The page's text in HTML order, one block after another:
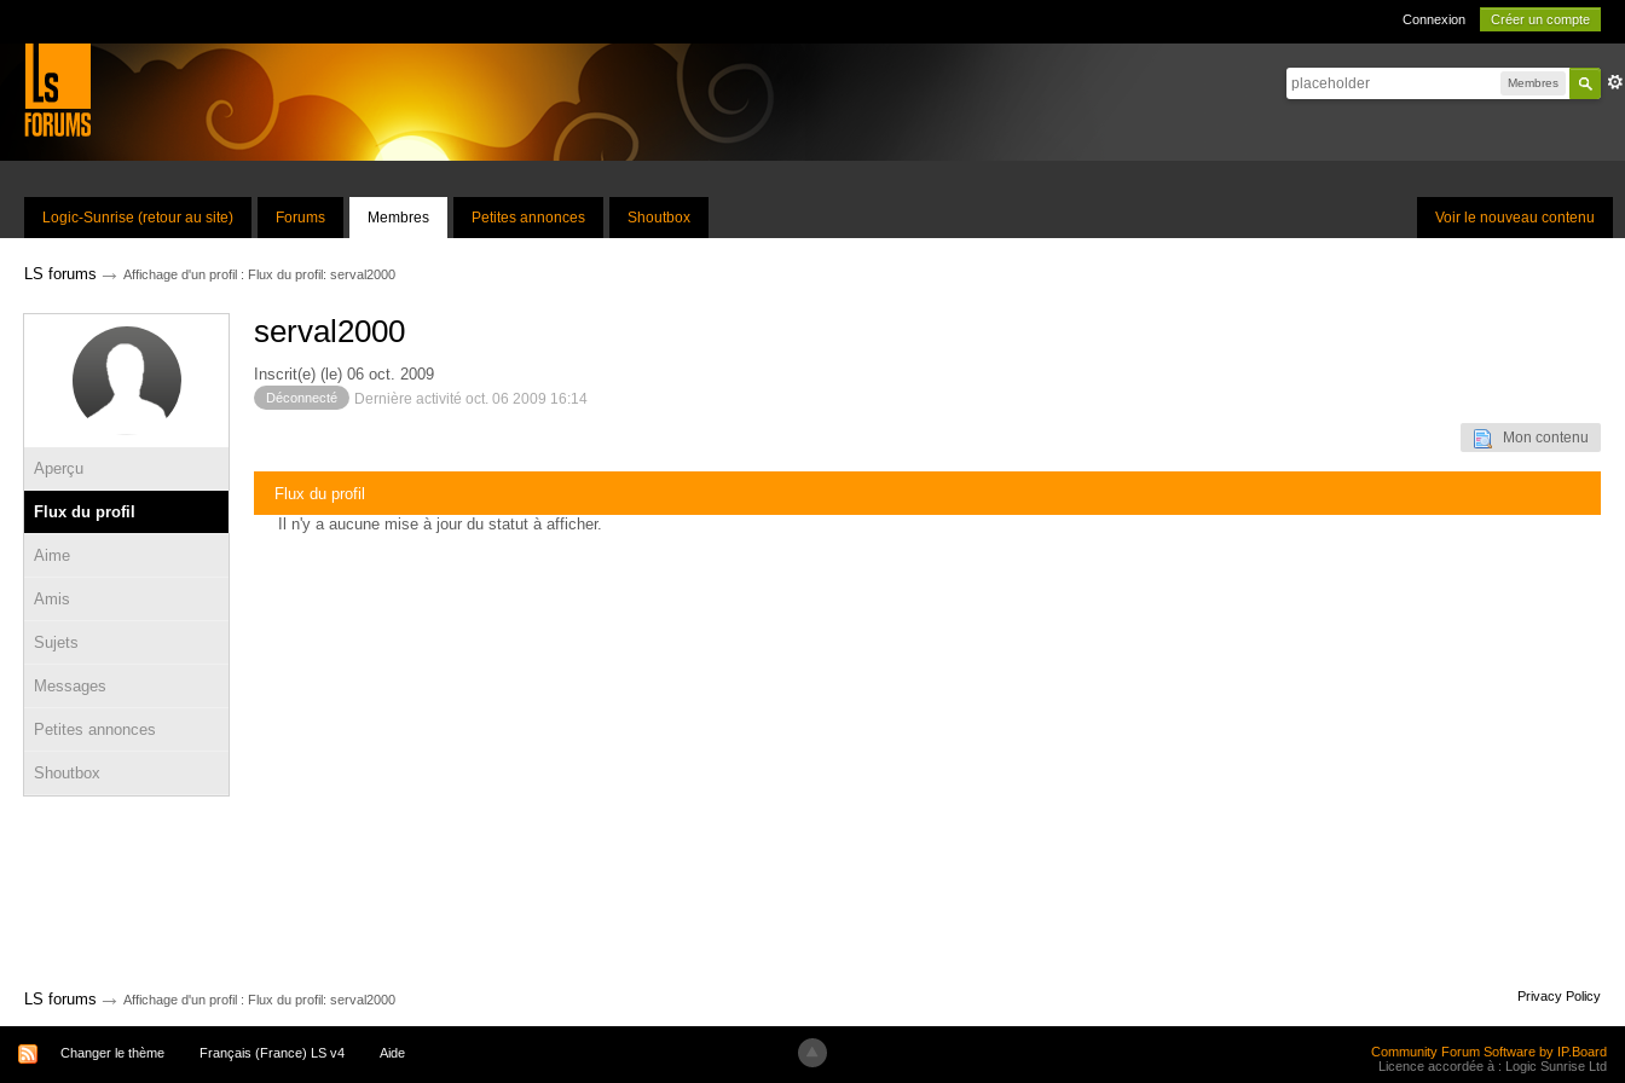
Connexion Créer un compte
Membres
Voir le nouveau contenu
Logic-Sunrise (retour au site) Forums Membres Petites annonces Shoutbox
LS forums → Affichage d'un profil : Flux du profil: serval2000
Aperçu
Flux du profil
Aime
Amis
Sujets
Messages
Petites annonces
Shoutbox
serval2000
Inscrit(e) (le) 06 oct. 2009
Déconnecté Dernière activité oct. 06 2009 16:14
Mon contenu
Flux du profil
Il n'y a aucune mise à jour du statut à afficher.
LS forums → Affichage d'un profil : Flux du profil: serval2000 Privacy Policy
Changer le thème Français (France) LS v4 Aide
Community Forum Software by IP.Board
Licence accordée à : Logic Sunrise Ltd